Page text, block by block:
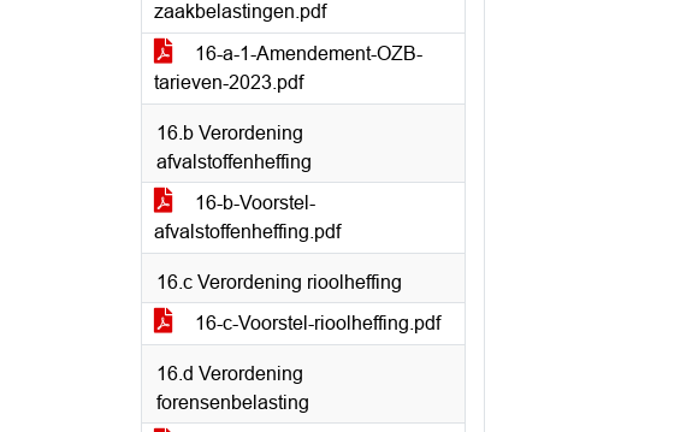
zaakbelastingen.pdf
16-a-1-Amendement-OZB-
tarieven-2023.pdf
16.b Verordening
afvalstoffenheffing
16-b-Voorstel-
afvalstoffenheffing.pdf
16.c Verordening rioolheffing
16-c-Voorstel-rioolheffing.pdf
16.d Verordening
forensenbelasting